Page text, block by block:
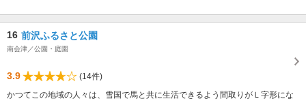
16 前沢ふるさと公園
南会津／公園・庭園
3.9
(14件)
かつてこの地域の人々は、雪国で馬と共に生活できるよう間取りがＬ字形にな